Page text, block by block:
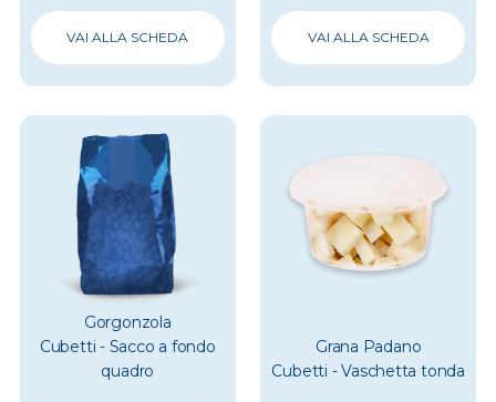
VAI ALLA SCHEDA VAI ALLA SCHEDA
Gorgonzola
Cubetti - Sacco a fondo
quadro
Grana Padano
Cubetti - Vaschetta tonda